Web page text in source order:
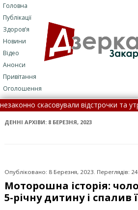
Головна
Публікації
Здоров’я
Новини
Відео
Анонси
Привітання
Оголошення
відстрочки та утримували
8 серпня •
ДЕННІ АРХІВИ: 8 БЕРЕЗНЯ, 2023
Опубліковано: 8 Березня, 2023. Переглядів:
Моторошна історія:
5-річну дитину і спалив